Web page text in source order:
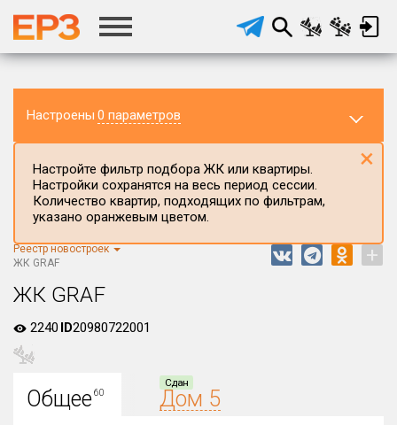
Настроены 0 параметров
Регион ЖК
Все
Населённый пункт
Настройте фильтр подбора ЖК или квартиры.
Настройки сохранятся на весь период сессии.
Количество квартир, подходящих по фильтрам,
указано оранжевым цветом.
×
Реестр новостроек
ЖК GRAF
+
ЖК GRAF
2240 ID20980722001
Общее60
Сдан
Дом 5